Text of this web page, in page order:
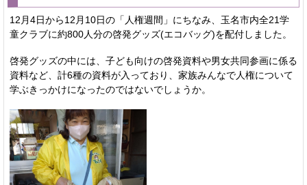
12月4日から12月10日の「人権週間」にちなみ、玉名市内全21学
童クラブに約800人分の啓発グッズ(エコバッグ)を配付しました。
啓発グッズの中には、子ども向けの啓発資料や男女共同参画に係る
資料など、計6種の資料が入っており、家族みんなで人権について
学ぶきっかけになったのではないでしょうか。